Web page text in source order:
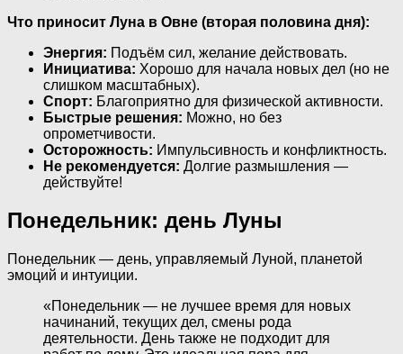
Что приносит Луна в Овне (вторая половина дня):
Энергия: Подъём сил, желание действовать.
Инициатива: Хорошо для начала новых дел (но не
слишком масштабных).
Спорт: Благоприятно для физической активности.
Быстрые решения: Можно, но без
опрометчивости.
Осторожность: Импульсивность и конфликтность.
Не рекомендуется: Долгие размышления —
действуйте!
Понедельник: день Луны
Понедельник — день, управляемый Луной, планетой
эмоций и интуиции.
«Понедельник — не лучшее время для новых
начинаний, текущих дел, смены рода
деятельности. День также не подходит для